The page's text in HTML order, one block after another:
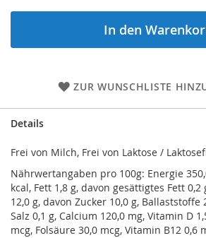
In den
ZUR WUNSCHLISTE
Details
Frei von Milch, Frei von Laktose /
Nährwertangaben pro 100g: Energie
kcal, Fett 1,8 g, davon gesättigtes Fett
12,0 g, davon Zucker 10,0 g, Ballaststoffe
Salz 0,1 g, Calcium 120,0 mg, Vitamin D
mcg, Folsäure 30,0 mcg, Vitamin B12 0,6